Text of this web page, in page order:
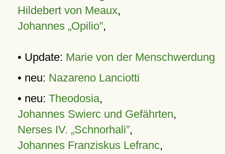
Hildebert von Meaux,
Johannes „Opilio”,
• Update: Marie von der Menschwerdung
• neu: Nazareno Lanciotti
• neu: Theodosia,
Johannes Swierc und Gefährten,
Nerses IV. „Schnorhali”,
Johannes Franziskus Lefranc,